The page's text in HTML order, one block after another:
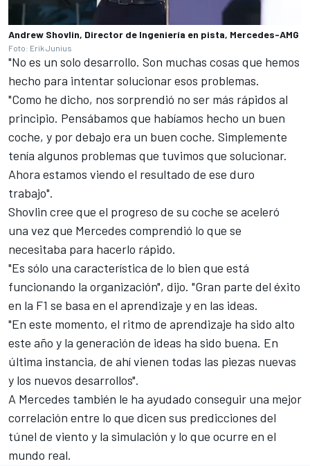
Andrew Shovlin, Director de Ingeniería en pista, Mercedes-AMG
Foto: Erik Junius
"No es un solo desarrollo. Son muchas cosas que hemos
hecho para intentar solucionar esos problemas.
"Como he dicho, nos sorprendió no ser más rápidos al
principio. Pensábamos que habíamos hecho un buen
coche, y por debajo era un buen coche. Simplemente
tenía algunos problemas que tuvimos que solucionar.
Ahora estamos viendo el resultado de ese duro
trabajo".
Shovlin cree que el progreso de su coche se aceleró
una vez que Mercedes comprendió lo que se
necesitaba para hacerlo rápido.
"Es sólo una característica de lo bien que está
funcionando la organización", dijo. "Gran parte del éxito
en la F1 se basa en el aprendizaje y en las ideas.
"En este momento, el ritmo de aprendizaje ha sido alto
este año y la generación de ideas ha sido buena. En
última instancia, de ahí vienen todas las piezas nuevas
y los nuevos desarrollos".
A Mercedes también le ha ayudado conseguir una mejor
correlación entre lo que dicen sus predicciones del
túnel de viento y la simulación y lo que ocurre en el
mundo real.